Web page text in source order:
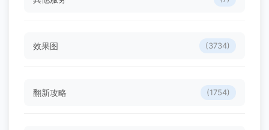
效果图 (3734)
翻新攻略 (1754)